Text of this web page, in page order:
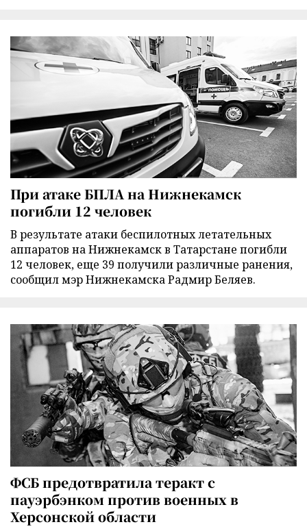
При атаке БПЛА на Нижнекамск
погибли 12 человек
В результате атаки беспилотных летательных
аппаратов на Нижнекамск в Татарстане погибли
12 человек, еще 39 получили различные ранения,
сообщил мэр Нижнекамска Радмир Беляев.
ФСБ предотвратила теракт с
пауэрбэнком против военных в
Херсонской области